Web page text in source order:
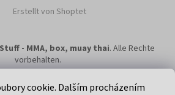
cookie. Dalším procházením
Erstellt von Shoptet
- MMA, box, muay thai. Alle Rechte
vorbehalten.